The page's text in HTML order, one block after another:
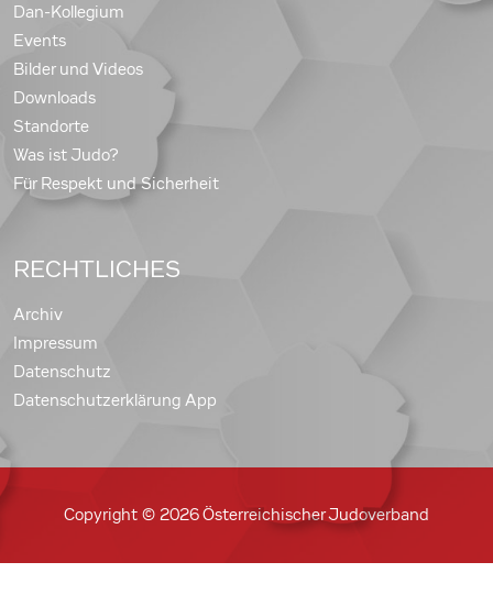
Dan-Kollegium
Events
Bilder und Videos
Downloads
Standorte
Was ist Judo?
Für Respekt und Sicherheit
RECHTLICHES
Archiv
Impressum
Datenschutz
Datenschutzerklärung App
Copyright © 2026 Österreichischer Judoverband